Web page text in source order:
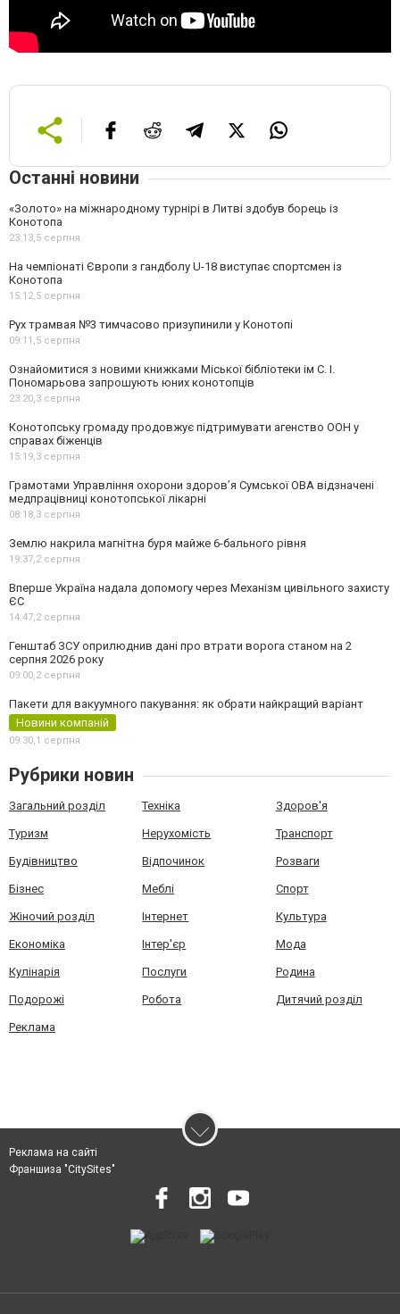
Останні новини
«Золото» на міжнародному турнірі в Литві здобув борець із
Конотопа
23:13,5 серпня
На чемпіонаті Європи з гандболу U-18 виступає спортсмен із
Конотопа
15:12,5 серпня
Рух трамвая №3 тимчасово призупинили у Конотопі
09:11,5 серпня
Ознайомитися з новими книжками Міської бібліотеки ім С. І.
Пономарьова запрошують юних конотопців
23:20,3 серпня
Конотопську громаду продовжує підтримувати агенство ООН у
справах біженців
15:19,3 серпня
Грамотами Управління охорони здоров’я Сумської ОВА відзначені
медпрацівниці конотопської лікарні
08:18,3 серпня
Землю накрила магнітна буря майже 6-бального рівня
19:37,2 серпня
Вперше Україна надала допомогу через Механізм цивільного захисту
ЄС
14:47,2 серпня
Генштаб ЗСУ оприлюднив дані про втрати ворога станом на 2
серпня 2026 року
09:00,2 серпня
Пакети для вакуумного пакування: як обрати найкращий варіант
Новини компаній
09:30,1 серпня
Рубрики новин
Загальний розділ Техніка Здоров'я
Туризм Нерухомість Транспорт
Будівництво Відпочинок Розваги
Бізнес Меблі Спорт
Жіночий розділ Інтернет Культура
Економіка Інтер'єр Мода
Кулінарія Послуги Родина
Подорожі Робота Дитячий розділ
Реклама
Реклама на сайті
Франшиза "CitySites"